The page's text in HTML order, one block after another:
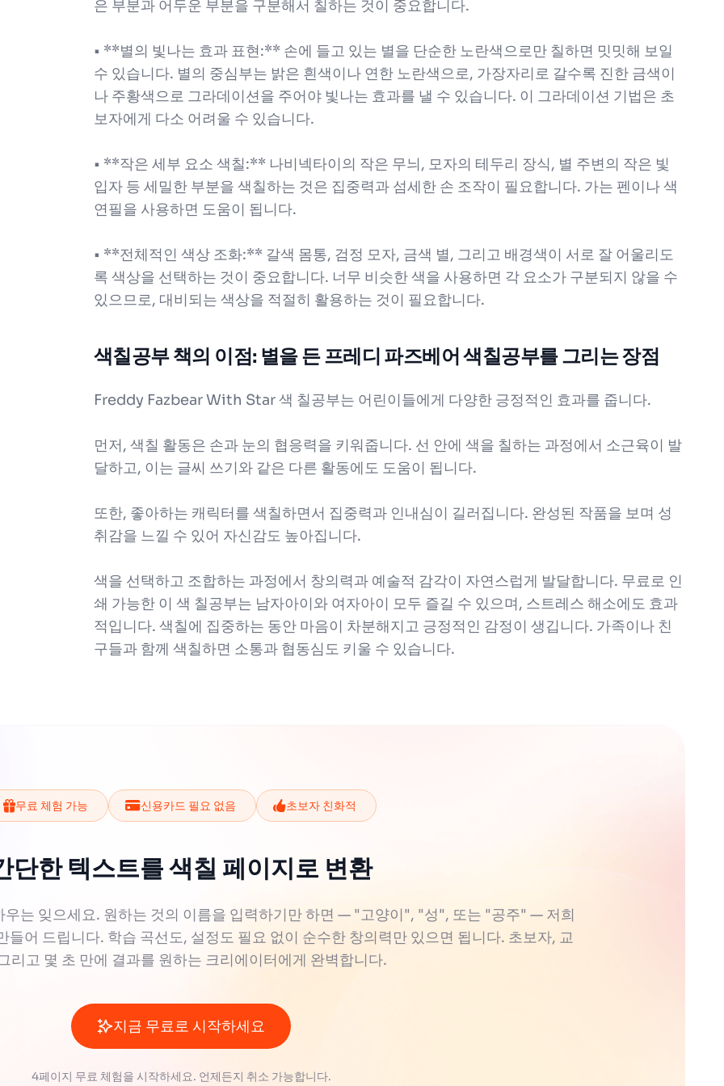
은 부분과 어두운 부분을 구분해서 칠하는 것이 중요합니다.
• **별의 빛나는 효과 표현:** 손에 들고 있는 별을 단순한 노란색으로만 칠하면 밋밋해 보일
수 있습니다. 별의 중심부는 밝은 흰색이나 연한 노란색으로, 가장자리로 갈수록 진한 금색이
나 주황색으로 그라데이션을 주어야 빛나는 효과를 낼 수 있습니다. 이 그라데이션 기법은 초
보자에게 다소 어려울 수 있습니다.
• **작은 세부 요소 색칠:** 나비넥타이의 작은 무늬, 모자의 테두리 장식, 별 주변의 작은 빛
입자 등 세밀한 부분을 색칠하는 것은 집중력과 섬세한 손 조작이 필요합니다. 가는 펜이나 색
연필을 사용하면 도움이 됩니다.
• **전체적인 색상 조화:** 갈색 몸통, 검정 모자, 금색 별, 그리고 배경색이 서로 잘 어울리도
록 색상을 선택하는 것이 중요합니다. 너무 비슷한 색을 사용하면 각 요소가 구분되지 않을 수
있으므로, 대비되는 색상을 적절히 활용하는 것이 필요합니다.
색칠공부 책의 이점: 별을 든 프레디 파즈베어 색칠공부를 그리는 장점
Freddy Fazbear With Star 색 칠공부는 어린이들에게 다양한 긍정적인 효과를 줍니다.
먼저, 색칠 활동은 손과 눈의 협응력을 키워줍니다. 선 안에 색을 칠하는 과정에서 소근육이 발
달하고, 이는 글씨 쓰기와 같은 다른 활동에도 도움이 됩니다.
또한, 좋아하는 캐릭터를 색칠하면서 집중력과 인내심이 길러집니다. 완성된 작품을 보며 성
취감을 느낄 수 있어 자신감도 높아집니다.
색을 선택하고 조합하는 과정에서 창의력과 예술적 감각이 자연스럽게 발달합니다. 무료로 인
쇄 가능한 이 색 칠공부는 남자아이와 여자아이 모두 즐길 수 있으며, 스트레스 해소에도 효과
적입니다. 색칠에 집중하는 동안 마음이 차분해지고 긍정적인 감정이 생깁니다. 가족이나 친
구들과 함께 색칠하면 소통과 협동심도 키울 수 있습니다.
무료 체험 가능 신용카드 필요 없음 초보자 친화적
단한 텍스트를 색칠 페이지로 변환
는 잊으세요. 원하는 것의 이름을 입력하기만 하면 — "고양이", "성", 또는 "공주" — 저희
어 드립니다. 학습 곡선도, 설정도 필요 없이 순수한 창의력만 있으면 됩니다. 초보자, 교
리고 몇 초 만에 결과를 원하는 크리에이터에게 완벽합니다.
지금 무료로 시작하세요
4페이지 무료 체험을 시작하세요. 언제든지 취소 가능합니다.